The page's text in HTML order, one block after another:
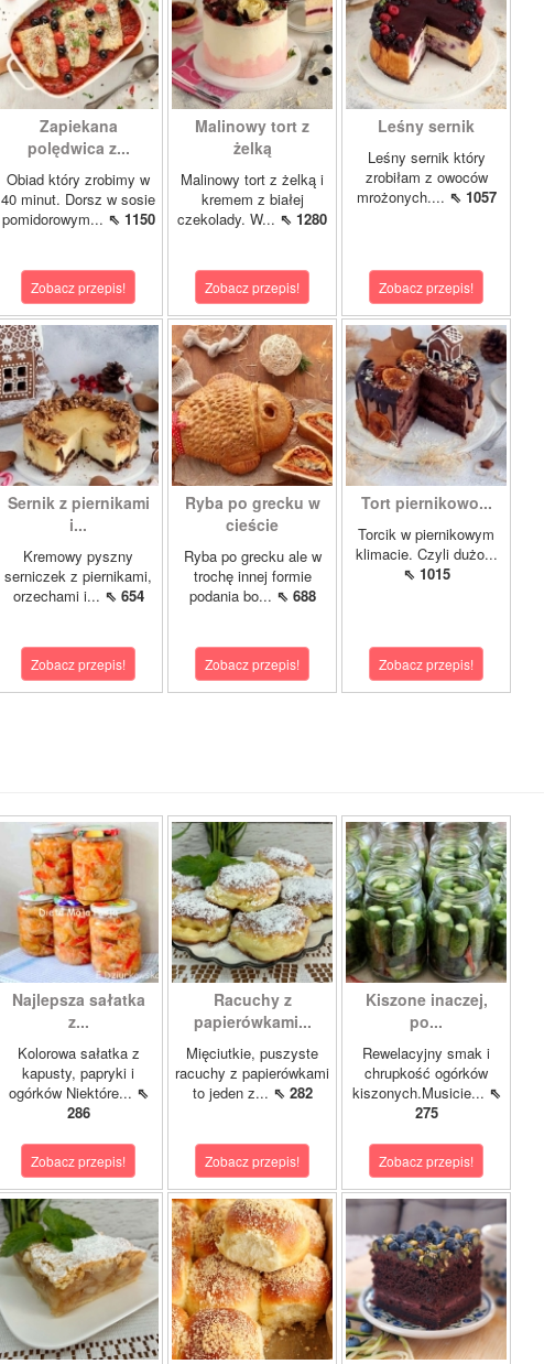
Zapiekana
polędwica z...
Obiad który zrobimy w
40 minut. Dorsz w sosie
pomidorowym... ⇖ 1150
Zobacz przepis!
Malinowy tort z
żelką
Malinowy tort z żelką i
kremem z białej
czekolady. W... ⇖ 1280
Zobacz przepis!
Leśny sernik
Leśny sernik który
zrobiłam z owoców
mrożonych.... ⇖ 1057
Zobacz przepis!
Sernik z piernikami
i...
Kremowy pyszny
serniczek z piernikami,
orzechami i... ⇖ 654
Zobacz przepis!
Ryba po grecku w
cieście
Ryba po grecku ale w
trochę innej formie
podania bo... ⇖ 688
Zobacz przepis!
Tort piernikowo...
Torcik w piernikowym
klimacie. Czyli dużo...
⇖ 1015
Zobacz przepis!
Najlepsza sałatka
z...
Kolorowa sałatka z
kapusty, papryki i
ogórków Niektóre... ⇖
286
Zobacz przepis!
Racuchy z
papierówkami...
Mięciutkie, puszyste
racuchy z papierówkami
to jeden z... ⇖ 282
Zobacz przepis!
Kiszone inaczej,
po...
Rewelacyjny smak i
chrupkość ogórków
kiszonych.Musicie... ⇖
275
Zobacz przepis!